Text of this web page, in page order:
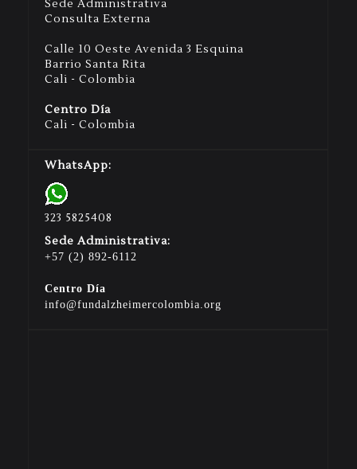
Sede Administrativa
Consulta Externa
Calle 10 Oeste Avenida 3 Esquina
Barrio Santa Rita
Cali - Colombia
Centro Día
Cali - Colombia
WhatsApp:
323 5825408
Sede Administrativa:
+57 (2) 892-6112
Centro Día
info@fundalzheimercolombia.org